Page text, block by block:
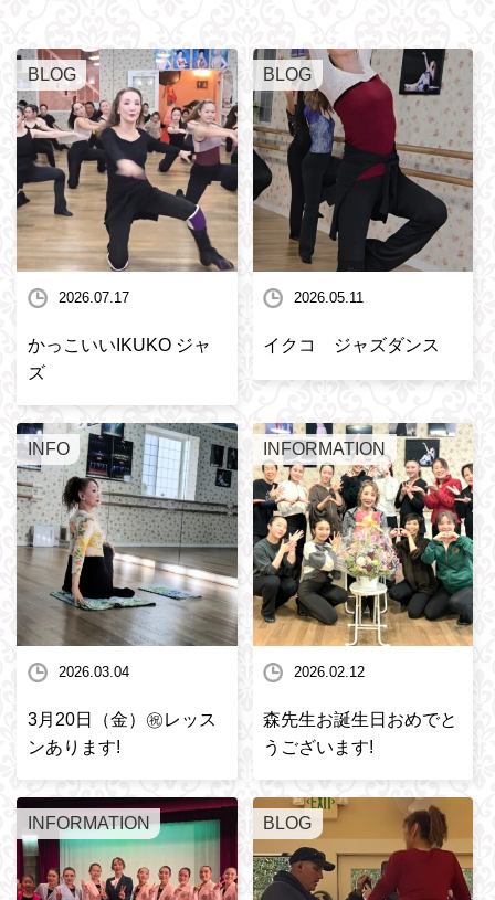
BLOG
2026.07.17
かっこいいIKUKO ジャ
ズ
BLOG
2026.05.11
イクコ ジャズダンス
INFO
2026.03.04
3月20日（金）㊗️レッス
ンあります!
INFORMATION
2026.02.12
森先生お誕生日おめでと
うございます!
INFORMATION BLOG